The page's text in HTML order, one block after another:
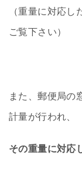
（重量に対応し
ご覧下さい）
また、郵便局の
計量が行われ、
その重量に対応